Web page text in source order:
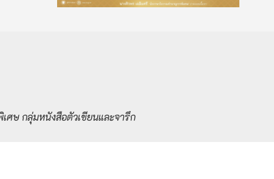
ษ กลุ่มหนังสือตัวเขียนและจารึก